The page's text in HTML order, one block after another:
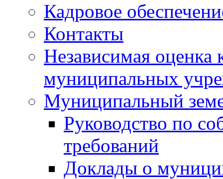
Кадровое
Контакты
Независимая оценка
муниципальных
Муниципальный
Руководство по
требований
Доклады о